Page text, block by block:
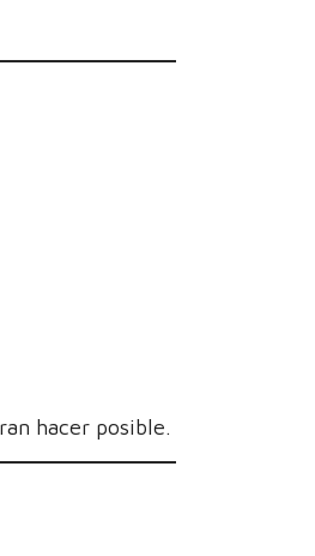
hacer posible.